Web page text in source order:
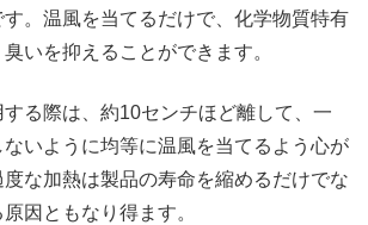
。温風を当てるだけで、化学物質特有
いを抑えることができます。
する際は、約10センチほど離して、一
いように均等に温風を当てるよう心が
な加熱は製品の寿命を縮めるだけでな
因ともなり得ます。